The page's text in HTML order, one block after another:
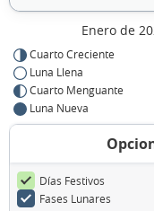
Enero de
Cuarto Creciente
Luna Llena
Cuarto Menguante
Luna Nueva
Días Festivos
Fases Lunares